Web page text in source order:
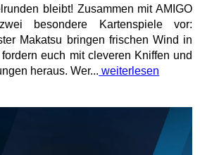
bleibt! Zusammen mit AMIGO
besondere Kartenspiele vor:
Makatsu bringen frischen Wind in
euch mit cleveren Kniffen und
heraus. Wer... weiterlesen